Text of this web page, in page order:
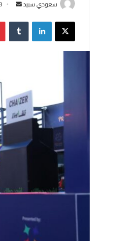
سعودي سبيد
ل
ا
إ
ل
ت
ي
لينكدإن